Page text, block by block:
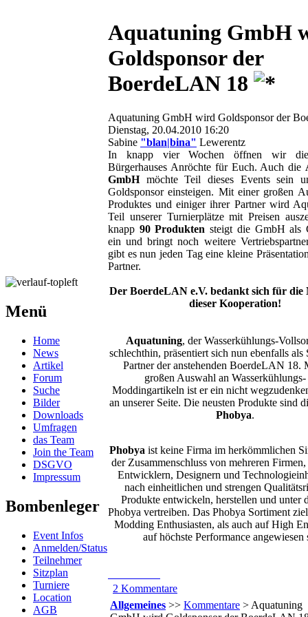
Menü
Home
News
Artikel
Forum
Suche
Bilder
Downloads
Umfragen
das Team
Join the Team
DSGVO
Impressum
Bombenleger
Event Infos
Anmelden/Status
Teilnehmer
Sitzplan
Turniere
Location
AGB
Aquatuning GmbH
Goldsponsor der
BoerdeLAN 18
Aquatuning GmbH wird Goldsponsor der
Dienstag, 20.04.2010 16:20
Sabine "blan|bina" Lewerentz
In knapp vier Wochen öffnen wir
Bürgerhauses Anröchte für Euch. Auch die
GmbHmöchte Teil dieses Events sein
Goldsponsor einsteigen. Mit einer großen
Produktes und einiger ihrer Partner wird
Teil unserer Turnierplätze mit Preisen
knapp 90 Produkten steigt die GmbH als
ein und bringt noch weitere
gibt es nun jeden Tag eine kleine
Partner.
Der BoerdeLAN e.V. bedankt sich für die
dieser Kooperation!
Aquatuning, der Wasserkühlungs-
schlechthin, präsentiert sich nun ebenfalls als
Partner der anstehenden BoerdeLAN 18.
großen Auswahl an
Moddingartikeln ist er ein nicht
an unserer Seite. Die neusten Produkte sind
Phobya.
Phobya ist keine Firma im herkömmlichen
der Zusammenschluss von mehreren
Entwicklern, Designern und
nach einheitlichen und strengen
Produkte entwickeln, herstellen und unter
Phobya vertreiben. Das Phobya Sortiment
Modding Enthusiasten, als auch auf High
auf höchste Performance angewiesen
2 Kommentare
Allgemeines >> Kommentare > Aquatuning